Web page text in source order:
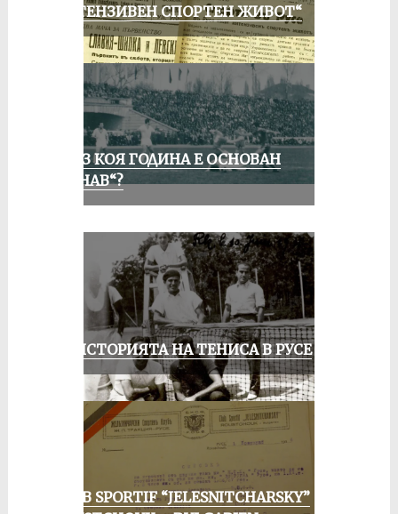
ИНТЕНЗИВЕН СПОРТЕН ЖИВОТ“
ПРЕЗ КОЯ ГОДИНА Е ОСНОВАН
„ДУНАВ“?
ЗА ИСТОРИЯТА НА ТЕНИСА В РУСЕ
CLUB SPORTIF “JELESNITCHARSKY”